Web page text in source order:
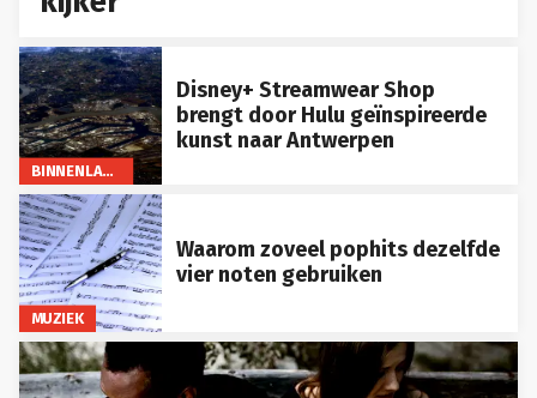
BINNENLAND
Disney+ Streamwear Shop
brengt door Hulu geïnspireerde
kunst naar Antwerpen
MUZIEK
Waarom zoveel pophits dezelfde
vier noten gebruiken